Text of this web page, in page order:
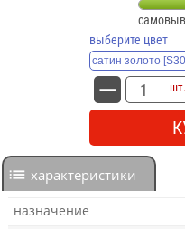
выберите цвет
шт.
характеристики
назначение